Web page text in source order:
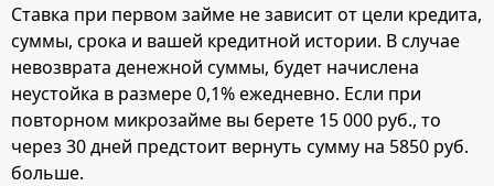
Ставка при первом займе не зависит от цели кредита,
суммы, срока и вашей кредитной истории. В случае
невозврата денежной суммы, будет начислена
неустойка в размере 0,1% ежедневно. Если при
повторном микрозайме вы берете 15 000 руб., то
через 30 дней предстоит вернуть сумму на 5850 руб.
больше.